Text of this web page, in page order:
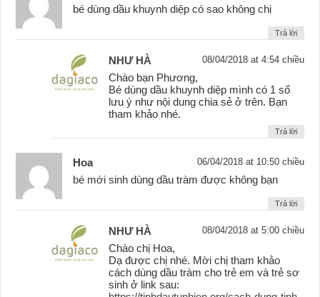
bé dùng dầu khuynh diệp có sao không chị
Trả lời
NHƯ HÀ 08/04/2018 at 4:54 chiều
Chào bạn Phương,
Bé dùng dầu khuynh diệp mình có 1 số
lưu ý như nội dung chia sẻ ở trên. Bạn
tham khảo nhé.
Trả lời
Hoa 06/04/2018 at 10:50 chiều
bé mới sinh dùng dầu tràm được không bạn
Trả lời
NHƯ HÀ 08/04/2018 at 5:00 chiều
Chào chị Hoa,
Dạ được chị nhé. Mời chị tham khảo
cách dùng dầu tràm cho trẻ em và trẻ sơ
sinh ở link sau: